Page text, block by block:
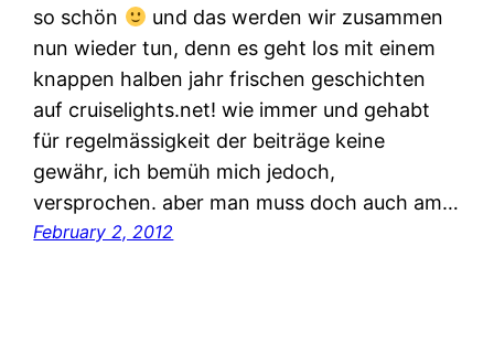
so schön
und das werden wir zusammen
nun wieder tun, denn es geht los mit einem
knappen halben jahr frischen geschichten
auf cruiselights.net! wie immer und gehabt
für regelmässigkeit der beiträge keine
gewähr, ich bemüh mich jedoch,
versprochen. aber man muss doch auch am…
February 2, 2012